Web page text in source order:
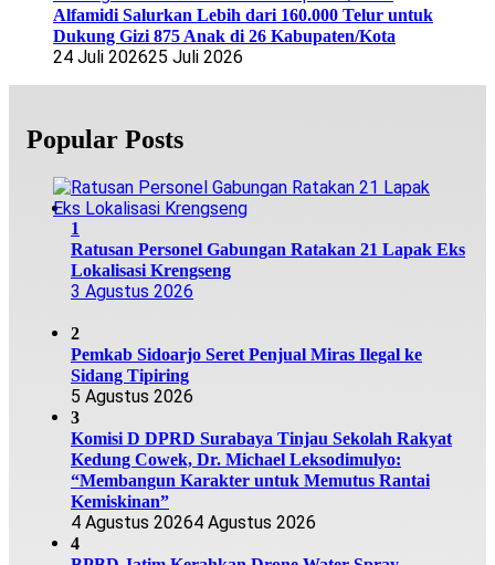
Alfamidi Salurkan Lebih dari 160.000 Telur untuk
Dukung Gizi 875 Anak di 26 Kabupaten/Kota
24 Juli 202625 Juli 2026
Popular Posts
1
Ratusan Personel Gabungan Ratakan 21 Lapak Eks
Lokalisasi Krengseng
3 Agustus 2026
2
Pemkab Sidoarjo Seret Penjual Miras Ilegal ke
Sidang Tipiring
5 Agustus 2026
3
Komisi D DPRD Surabaya Tinjau Sekolah Rakyat
Kedung Cowek, Dr. Michael Leksodimulyo:
“Membangun Karakter untuk Memutus Rantai
Kemiskinan”
4 Agustus 20264 Agustus 2026
4